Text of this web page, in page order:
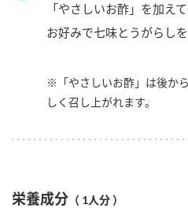
「やさしいお酢」を加え
お好みで七味とうがらしを
※「やさしいお酢」は後か
しく召し上がれます。
栄養成分 （ 1人分 ）